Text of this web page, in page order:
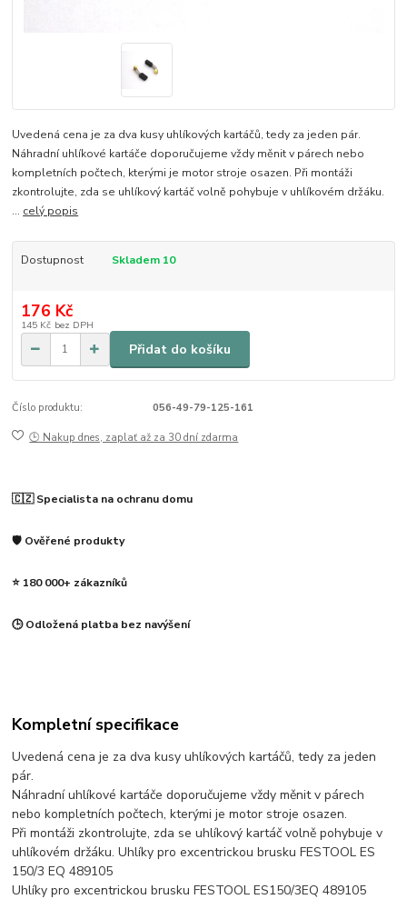
Uvedená cena je za dva kusy uhlíkových kartáčů, tedy za jeden pár.
Náhradní uhlíkové kartáče doporučujeme vždy měnit v párech nebo
kompletních počtech, kterými je motor stroje osazen. Při montáži
zkontrolujte, zda se uhlíkový kartáč volně pohybuje v uhlíkovém držáku.
... celý popis
Dostupnost Skladem 10
176 Kč
145 Kč bez DPH
Přidat do košíku
Číslo produktu: 056-49-79-125-161
🕒 Nakup dnes, zaplať až za 30 dní zdarma
🇨🇿 Specialista na ochranu domu
🛡️ Ověřené produkty
⭐ 180 000+ zákazníků
🕒 Odložená platba bez navýšení
Kompletní specifikace
Uvedená cena je za dva kusy uhlíkových kartáčů, tedy za jeden
pár.
Náhradní uhlíkové kartáče doporučujeme vždy měnit v párech
nebo kompletních počtech, kterými je motor stroje osazen.
Při montáži zkontrolujte, zda se uhlíkový kartáč volně pohybuje v
uhlíkovém držáku. Uhlíky pro excentrickou brusku FESTOOL ES
150/3 EQ 489105
Uhlíky pro excentrickou brusku FESTOOL ES150/3EQ 489105